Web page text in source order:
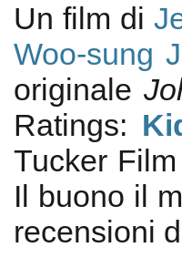
Un film di
Woo-sung
originale
Ratings:
Tucker Film
Il buono il
recensioni